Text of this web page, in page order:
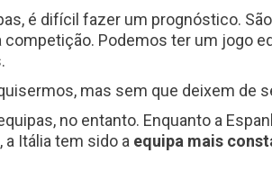
é difícil fazer um prognóstico.
Podemos ter um jogo
mas sem que deixem de
no entanto. Enquanto a
, a Itália tem sido a equipa mais